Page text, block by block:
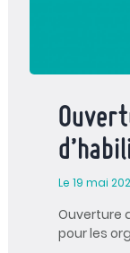
Le 19 mai
Ouverture
pour les